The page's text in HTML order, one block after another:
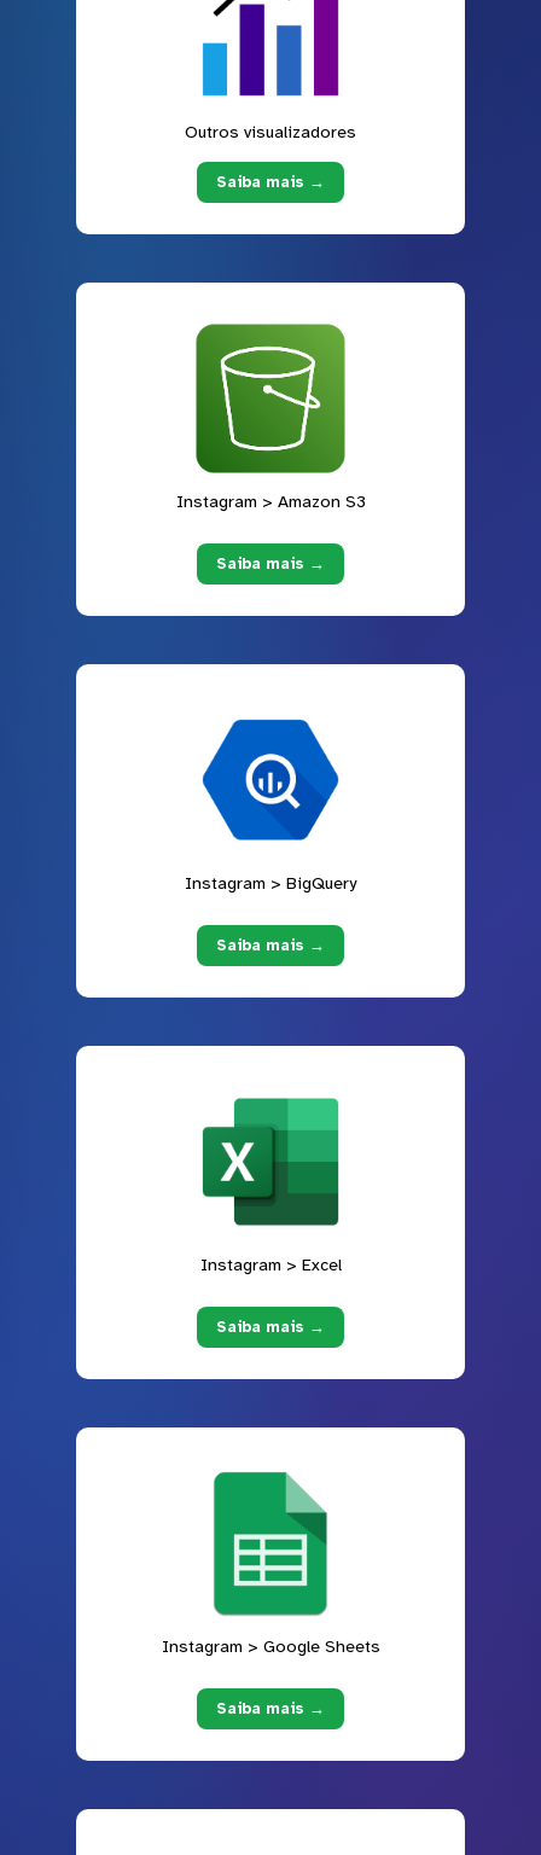
Outros visualizadores
Saiba mais →
Instagram > Amazon S3
Saiba mais →
Instagram > BigQuery
Saiba mais →
Instagram > Excel
Saiba mais →
Instagram > Google Sheets
Saiba mais →